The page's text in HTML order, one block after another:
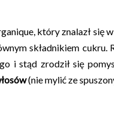
który znalazł się
składnikiem
i stąd zrodził się
(nie mylić ze